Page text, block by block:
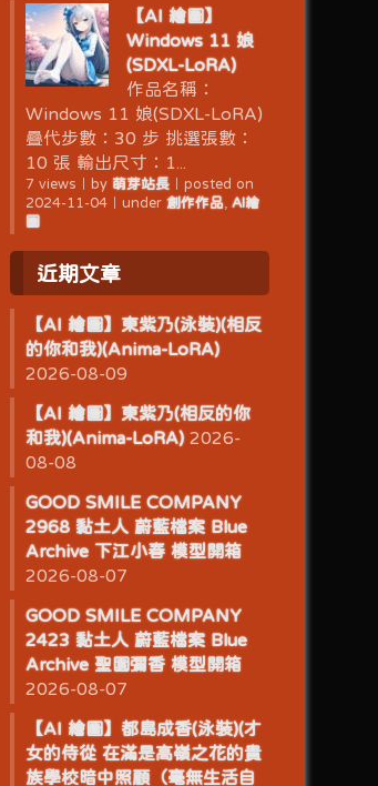
【AI 繪圖】
Windows 11 娘
(SDXL-LoRA)
作品名稱：
Windows 11 娘(SDXL-LoRA)
疊代步數：30 步 挑選張數：
10 張 輸出尺寸：1...
7 views by 萌芽站長｜ posted on
2024-11-04｜ under 創作作品, AI繪
圖
近期文章
【AI 繪圖】東紫乃(泳裝)(相反
的你和我)(Anima-LoRA)
2026-08-09
【AI 繪圖】東紫乃(相反的你
和我)(Anima-LoRA) 2026-
08-08
GOOD SMILE COMPANY
2968 黏土人 蔚藍檔案 Blue
Archive 下江小春 模型開箱
2026-08-07
GOOD SMILE COMPANY
2423 黏土人 蔚藍檔案 Blue
Archive 聖園彌香 模型開箱
2026-08-07
【AI 繪圖】都島成香(泳裝)(才
女的侍從 在滿是高嶺之花的貴
族學校暗中照顧（毫無生活自